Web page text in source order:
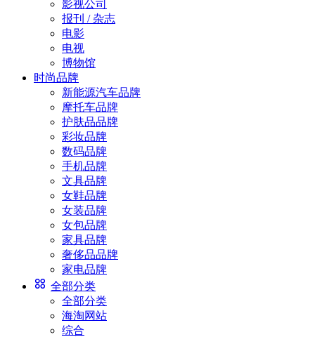
影视公司
报刊 / 杂志
电影
电视
博物馆
时尚品牌
新能源汽车品牌
摩托车品牌
护肤品品牌
彩妆品牌
数码品牌
手机品牌
文具品牌
女鞋品牌
女装品牌
女包品牌
家具品牌
奢侈品品牌
家电品牌
全部分类
全部分类
海淘网站
综合